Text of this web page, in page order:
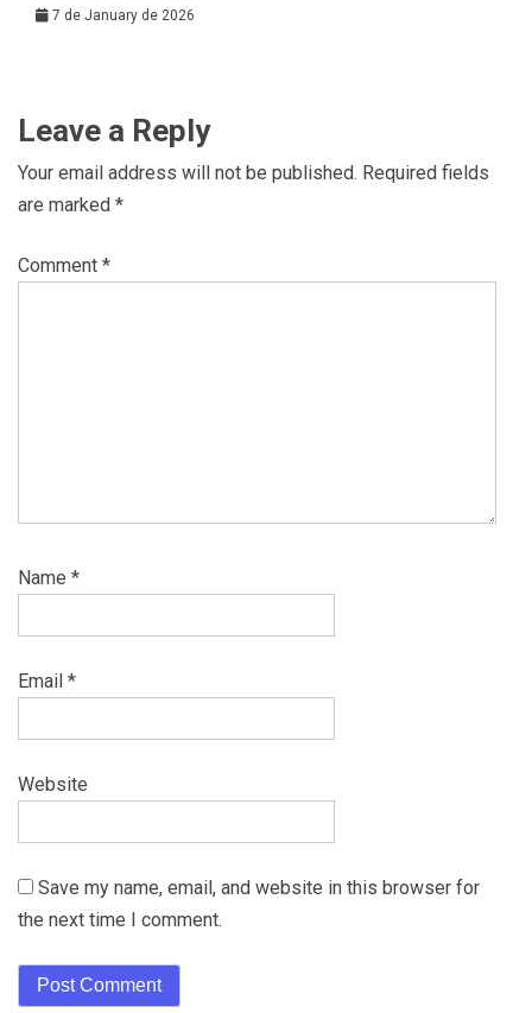
7 de January de 2026
Leave a Reply
Your email address will not be published. Required fields
are marked *
Comment *
Name *
Email *
Website
Save my name, email, and website in this browser for
the next time I comment.